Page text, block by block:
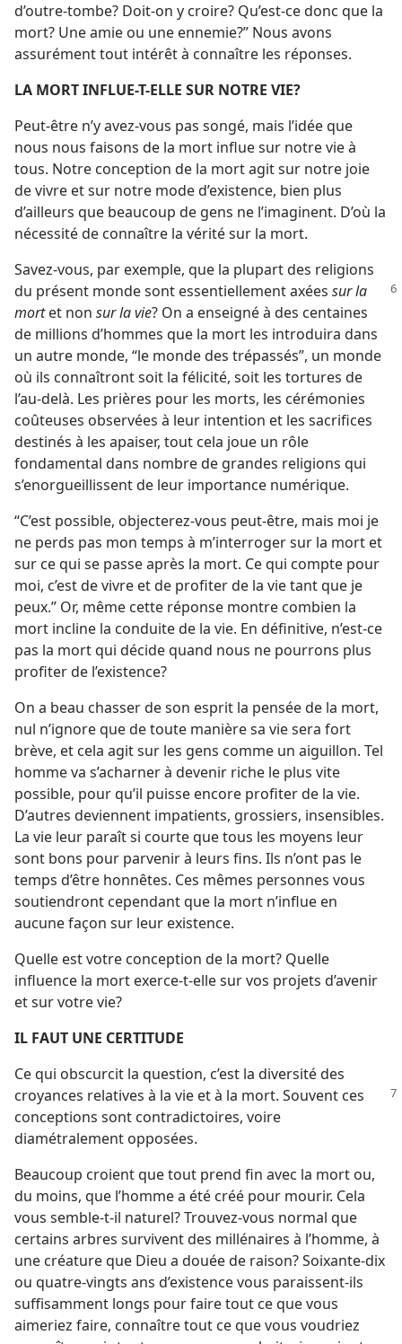
d’outre-tombe? Doit-​on y croire? Qu’est-​ce donc que la
mort? Une amie ou une ennemie?” Nous avons
assurément tout intérêt à connaître les réponses.
LA MORT INFLUE-​T-​ELLE SUR NOTRE VIE?
Peut-être n’y avez-​vous pas songé, mais l’idée que
nous nous faisons de la mort influe sur notre vie à
tous. Notre conception de la mort agit sur notre joie
de vivre et sur notre mode d’existence, bien plus
d’ailleurs que beaucoup de gens ne l’imaginent. D’où la
nécessité de connaître la vérité sur la mort.
Savez-​vous, par exemple, que la plupart des religions
du présent monde sont essentiellement axées sur la
mortet non sur la vie? On a enseigné à des centaines
de millions d’hommes que la mort les introduira dans
un autre monde, “le monde des trépassés”, un monde
où ils connaîtront soit la félicité, soit les tortures de
l’au-delà. Les prières pour les morts, les cérémonies
coûteuses observées à leur intention et les sacrifices
destinés à les apaiser, tout cela joue un rôle
fondamental dans nombre de grandes religions qui
s’enorgueillissent de leur importance numérique.
“C’est possible, objecterez-​vous peut-être, mais moi je
ne perds pas mon temps à m’interroger sur la mort et
sur ce qui se passe après la mort. Ce qui compte pour
moi, c’est de vivre et de profiter de la vie tant que je
peux.” Or, même cette réponse montre combien la
mort incline la conduite de la vie. En définitive, n’est-​ce
pas la mort qui décide quand nous ne pourrons plus
profiter de l’existence?
On a beau chasser de son esprit la pensée de la mort,
nul n’ignore que de toute manière sa vie sera fort
brève, et cela agit sur les gens comme un aiguillon. Tel
homme va s’acharner à devenir riche le plus vite
possible, pour qu’il puisse encore profiter de la vie.
D’autres deviennent impatients, grossiers, insensibles.
La vie leur paraît si courte que tous les moyens leur
sont bons pour parvenir à leurs fins. Ils n’ont pas le
temps d’être honnêtes. Ces mêmes personnes vous
soutiendront cependant que la mort n’influe en
aucune façon sur leur existence.
Quelle est votre conception de la mort? Quelle
influence la mort exerce-​t-​elle sur vos projets d’avenir
et sur votre vie?
IL FAUT UNE CERTITUDE
Ce qui obscurcit la question, c’est la diversité des
croyances relatives à la vie et à la mort. Souvent ces
conceptions sont contradictoires, voire
diamétralement opposées.
Beaucoup croient que tout prend fin avec la mort ou,
du moins, que l’homme a été créé pour mourir. Cela
vous semble-​t-​il naturel? Trouvez-​vous normal que
certains arbres survivent des millénaires à l’homme, à
une créature que Dieu a douée de raison? Soixante-dix
ou quatre-vingts ans d’existence vous paraissent-​ils
suffisamment longs pour faire tout ce que vous
aimeriez faire, connaître tout ce que vous voudriez